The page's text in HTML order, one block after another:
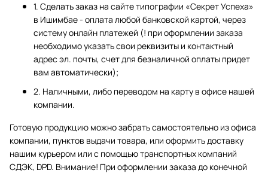
1. Сделать заказ на сайте типографии «Секрет Успеха»
в Ишимбае - оплата любой банковской картой, через
систему онлайн платежей (! при оформлении заказа
необходимо указать свои реквизиты и контактный
адрес эл. почты, счет для безналичной оплаты придет
вам автоматически);
2. Наличными, либо переводом на карту в офисе нашей
компании.
Готовую продукцию можно забрать самостоятельно из офиса
компании, пунктов выдачи товара, или оформить доставку
нашим курьером или с помощью транспортных компаний
СДЭК, DPD. Внимание! При оформлении заказа до конечной